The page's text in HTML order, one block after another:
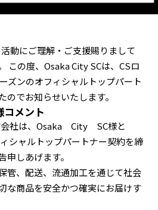
動にご理解・ご支援賜りまして
この度、Osaka City SCは、CSロ
ズンのオフィシャルトップパート
でお知らせいたします。
コメント
会社は、Osaka City SC様と
シャルトップパートナー契約を締
しあげます。
管、配送、流通加工を通じて社会
な商品を安全かつ確実にお届けす